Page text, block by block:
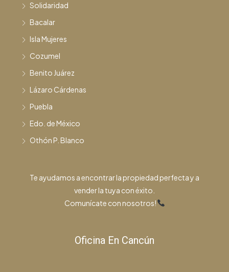
Solidaridad
Bacalar
Isla Mujeres
Cozumel
Benito Juárez
Lázaro Cárdenas
Puebla
Edo. de México
Othón P. Blanco
Te ayudamos a encontrar la propiedad perfecta y a
vender la tuya con éxito.
Comunícate con nosotros!
Oficina En Cancún